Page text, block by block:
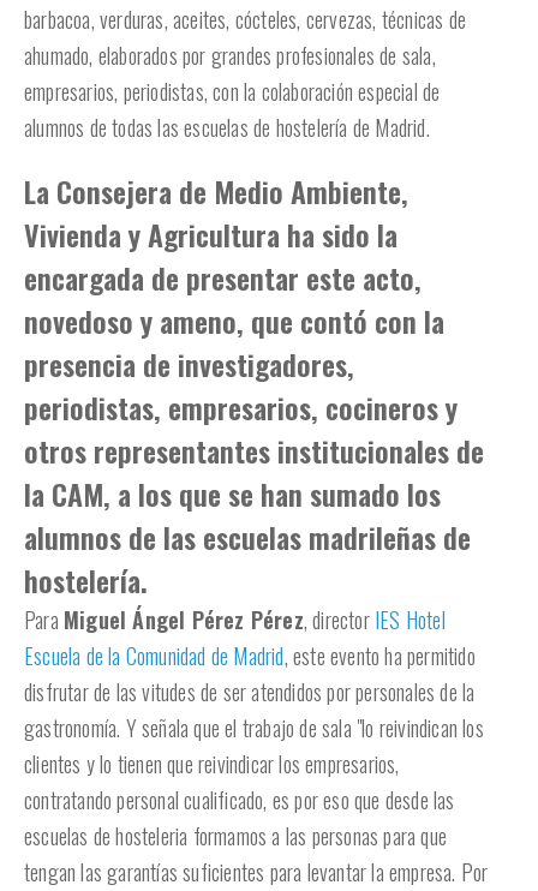
barbacoa, verduras, aceites, cócteles, cervezas, técnicas de
ahumado, elaborados por grandes profesionales de sala,
empresarios, periodistas, con la colaboración especial de
alumnos de todas las escuelas de hostelería de Madrid.
La Consejera de Medio Ambiente,
Vivienda y Agricultura ha sido la
encargada de presentar este acto,
novedoso y ameno, que contó con la
presencia de investigadores,
periodistas, empresarios, cocineros y
otros representantes institucionales de
la CAM, a los que se han sumado los
alumnos de las escuelas madrileñas de
hostelería.
Para Miguel Ángel Pérez Pérez, directorIES Hotel
Escuela de la Comunidad de Madrid, este evento ha permitido
disfrutar de las vitudes de ser atendidos por personales de la
gastronomía. Y señala que el trabajo de sala "lo reivindican los
clientes y lo tienen que reivindicar los empresarios,
contratando personal cualificado, es por eso que desde las
escuelas de hosteleria formamos a las personas para que
tengan las garantías suficientes para levantar la empresa. Por